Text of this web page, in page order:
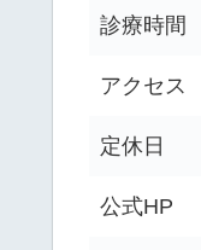
診療時間
アクセス
定休日
公式HP